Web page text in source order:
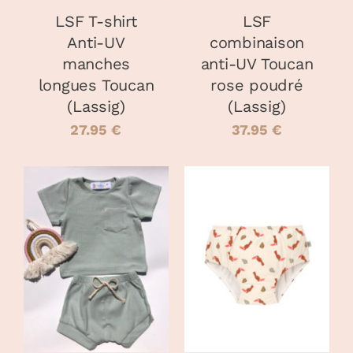
PEUVENT
ÊTRE
CHOISIES
SUR
LA
PAGE
DU
PRODUIT
LSF T-shirt
Anti-UV
manches
longues Toucan
(Lassig)
27.95€
LSF
combinaison
anti-UV Toucan
rose poudré
(Lassig)
37.95 €
CHOIX DES
OPTIONS
CE
PRODUIT
A
PLUSIEURS
VARIATIONS.
LES
/
DÉTAILS
CHOIX DES
OPTIONS
CE
PRODUIT
A
/
DÉTAILS